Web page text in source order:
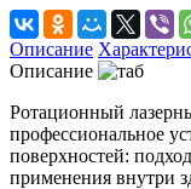
Описание
Описание
Ротационный
профессиональное
поверхностей:
применения внутри